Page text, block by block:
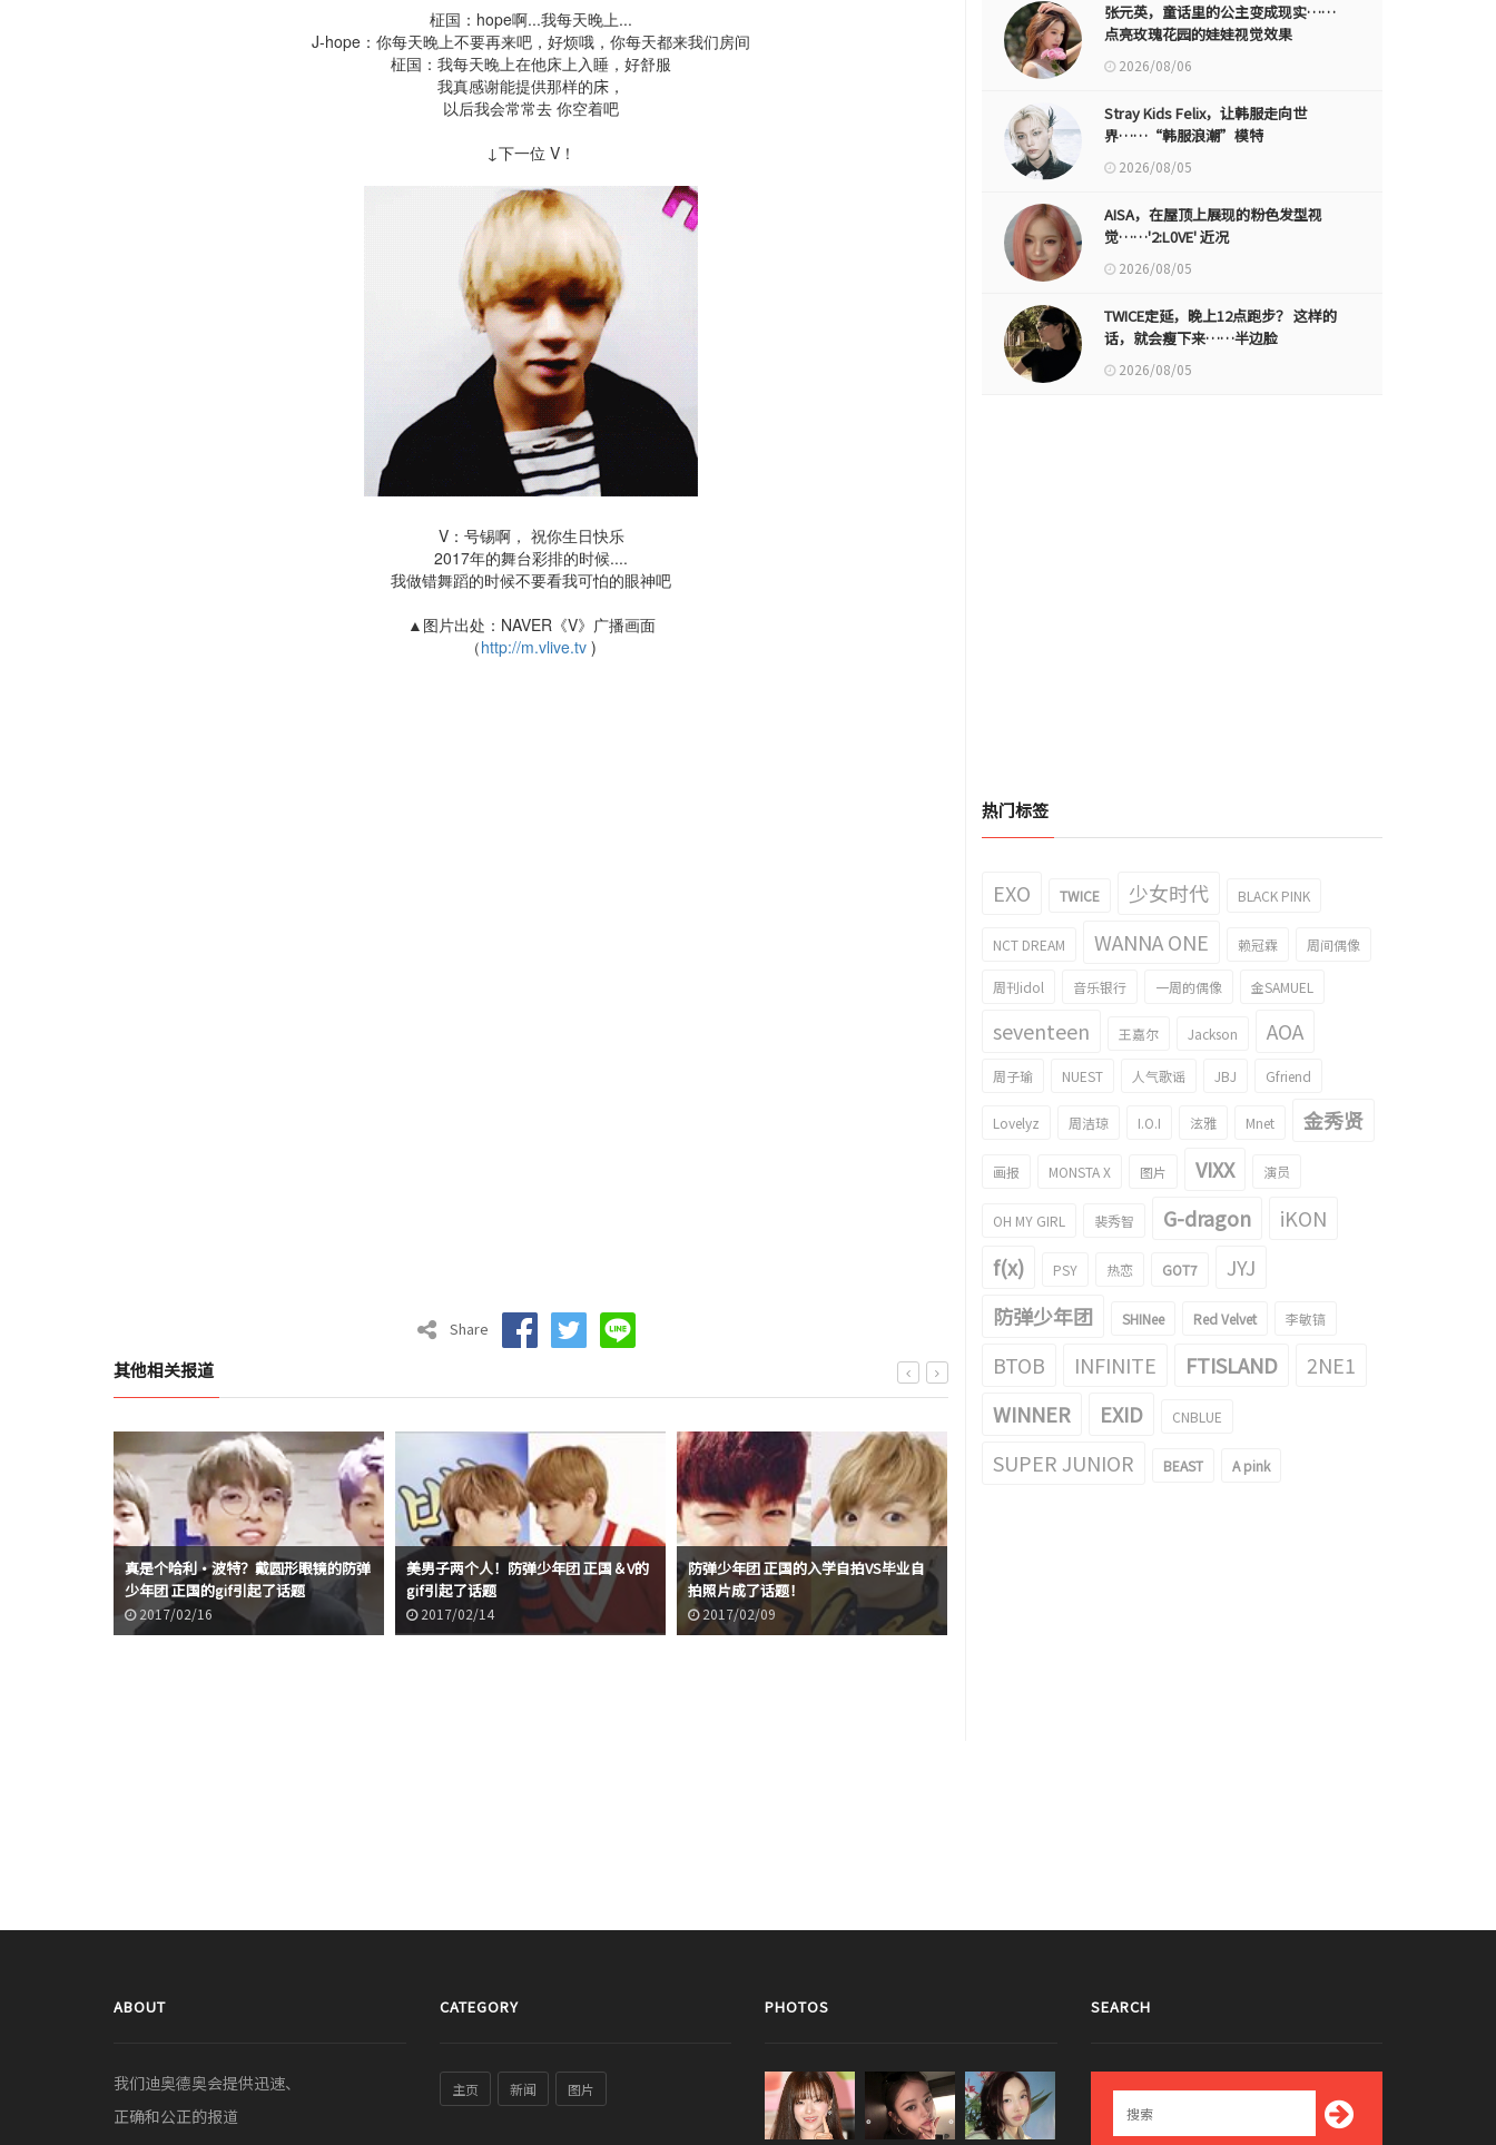
柾国：hope啊...我每天晚上...
J-hope：你每天晚上不要再来吧，好烦哦，你每天都来我们房间
柾国：我每天晚上在他床上入睡，好舒服
我真感谢能提供那样的床 ，
以后我会常常去 你空着吧
↓下一位 V！
V：号锡啊， 祝你生日快乐
2017年的舞台彩排的时候....
我做错舞蹈的时候不要看我可怕的眼神吧
▲图片出处：NAVER《V》广播画面
（http://m.vlive.tv )
Share
其他相关报道
真是个哈利·波特？戴圆形眼镜的防弹
少年团 正国的gif引起了话题
2017/02/16
美男子两个人！防弹少年团 正国＆V的
gif引起了话题
2017/02/14
防弹少年团 正国的入学自拍VS毕业自
拍照片成了话题！
2017/02/09
张元英，童话里的公主变成现实……
点亮玫瑰花园的娃娃视觉效果
2026/08/06
Stray Kids Felix，让韩服走向世
界……“韩服浪潮”模特
2026/08/05
AISA，在屋顶上展现的粉色发型视
觉……'2:L0VE' 近况
2026/08/05
TWICE定延，晚上12点跑步？ 这样的
话，就会瘦下来……半边脸
2026/08/05
热门标签
EXO TWICE 少女时代 BLACK PINK
NCT DREAM WANNA ONE 赖冠霖 周间偶像
周刊idol 音乐银行 一周的偶像 金SAMUEL
seventeen 王嘉尔 Jackson AOA
周子瑜 NUEST 人气歌谣 JBJ Gfriend
Lovelyz 周洁琼 I.O.I 泫雅 Mnet 金秀贤
画报 MONSTA X 图片 VIXX 演员
OH MY GIRL 裴秀智 G-dragon
iKON
f(x)
PSY 热恋 GOT7
JYJ
防弹少年团
SHINee Red Velvet 李敏镐
BTOB INFINITE FTISLAND
2NE1
WINNER
EXID CNBLUE
SUPER JUNIOR BEAST A pink
ABOUT
我们迪奥德奥会提供迅速、
正确和公正的报道
CATEGORY
主页 新闻 图片
PHOTOS SEARCH